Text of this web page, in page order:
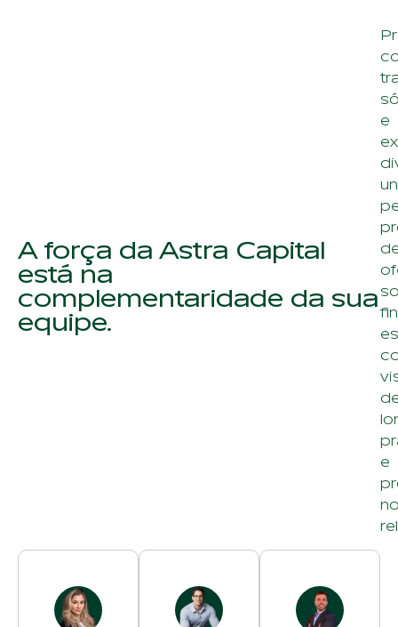
A força da Astra Capital
está na
complementaridade da sua
equipe.
e
e